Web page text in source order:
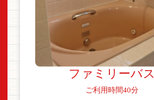
ファミリーバス
ご利用時間40分